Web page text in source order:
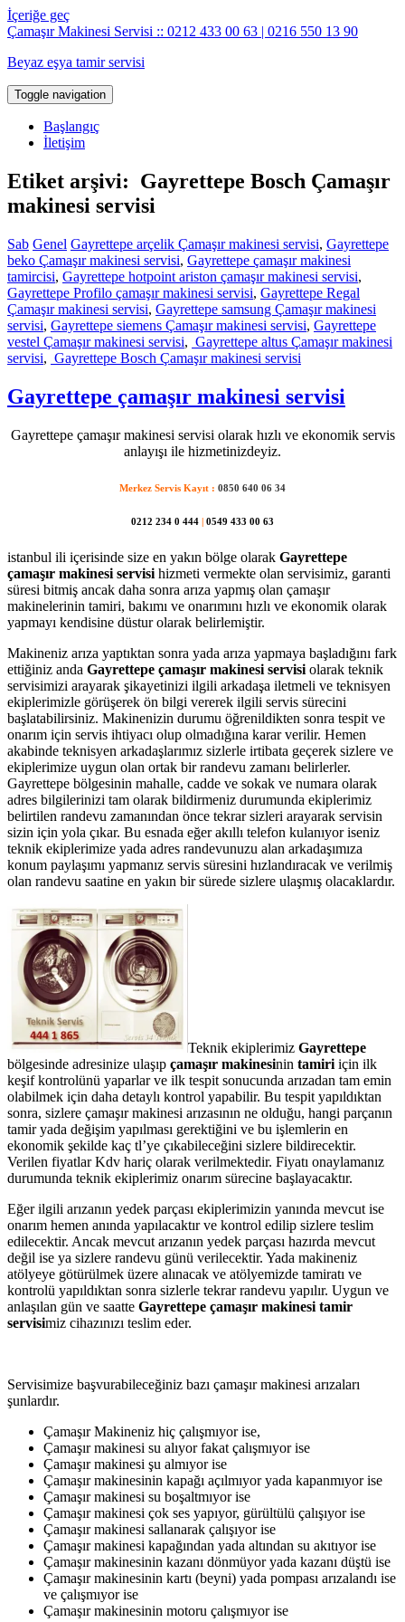
İçeriğe geç
Çamaşır Makinesi Servisi :: 0212 433 00 63 | 0216 550 13 90
Beyaz eşya tamir servisi
Toggle navigation
Başlangıç
İletişim
Etiket arşivi: Gayrettepe Bosch Çamaşır
makinesi servisi
Sab Genel Gayrettepe arçelik Çamaşır makinesi servisi, Gayrettepe
beko Çamaşır makinesi servisi, Gayrettepe çamaşır makinesi
tamircisi, Gayrettepe hotpoint ariston çamaşır makinesi servisi,
Gayrettepe Profilo çamaşır makinesi servisi, Gayrettepe Regal
Çamaşır makinesi servisi, Gayrettepe samsung Çamaşır makinesi
servisi, Gayrettepe siemens Çamaşır makinesi servisi, Gayrettepe
vestel Çamaşır makinesi servisi, Gayrettepe altus Çamaşır makinesi
servisi, Gayrettepe Bosch Çamaşır makinesi servisi
Gayrettepe çamaşır makinesi servisi
Gayrettepe çamaşır makinesi servisi olarak hızlı ve ekonomik servis
anlayışı ile hizmetinizdeyiz.
Merkez Servis Kayıt : 0850 640 06 34
0212 234 0 444 | 0549 433 00 63
istanbul ili içerisinde size en yakın bölge olarak Gayrettepe
çamaşır makinesi servisi hizmeti vermekte olan servisimiz, garanti
süresi bitmiş ancak daha sonra arıza yapmış olan çamaşır
makinelerinin tamiri, bakımı ve onarımını hızlı ve ekonomik olarak
yapmayı kendisine düstur olarak belirlemiştir.
Makineniz arıza yaptıktan sonra yada arıza yapmaya başladığını fark
ettiğiniz anda Gayrettepe çamaşır makinesi servisi olarak teknik
servisimizi arayarak şikayetinizi ilgili arkadaşa iletmeli ve teknisyen
ekiplerimizle görüşerek ön bilgi vererek ilgili servis sürecini
başlatabilirsiniz. Makinenizin durumu öğrenildikten sonra tespit ve
onarım için servis ihtiyacı olup olmadığına karar verilir. Hemen
akabinde teknisyen arkadaşlarımız sizlerle irtibata geçerek sizlere ve
ekiplerimize uygun olan ortak bir randevu zamanı belirlerler.
Gayrettepe bölgesinin mahalle, cadde ve sokak ve numara olarak
adres bilgilerinizi tam olarak bildirmeniz durumunda ekiplerimiz
belirtilen randevu zamanından önce tekrar sizleri arayarak servisin
sizin için yola çıkar. Bu esnada eğer akıllı telefon kulanıyor iseniz
teknik ekiplerimize yada adres randevunuzu alan arkadaşımıza
konum paylaşımı yapmanız servis süresini hızlandıracak ve verilmiş
olan randevu saatine en yakın bir sürede sizlere ulaşmış olacaklardır.
Teknik ekiplerimiz Gayrettepe
bölgesinde adresinize ulaşıp çamaşır makinesinin tamiri için ilk
keşif kontrolünü yaparlar ve ilk tespit sonucunda arızadan tam emin
olabilmek için daha detaylı kontrol yapabilir. Bu tespit yapıldıktan
sonra, sizlere çamaşır makinesi arızasının ne olduğu, hangi parçanın
tamir yada değişim yapılması gerektiğini ve bu işlemlerin en
ekonomik şekilde kaç tl’ye çıkabileceğini sizlere bildirecektir.
Verilen fiyatlar Kdv hariç olarak verilmektedir. Fiyatı onaylamanız
durumunda teknik ekiplerimiz onarım sürecine başlayacaktır.
Eğer ilgili arızanın yedek parçası ekiplerimizin yanında mevcut ise
onarım hemen anında yapılacaktır ve kontrol edilip sizlere teslim
edilecektir. Ancak mevcut arızanın yedek parçası hazırda mevcut
değil ise ya sizlere randevu günü verilecektir. Yada makineniz
atölyeye götürülmek üzere alınacak ve atölyemizde tamiratı ve
kontrolü yapıldıktan sonra sizlerle tekrar randevu yapılır. Uygun ve
anlaşılan gün ve saatte Gayrettepe çamaşır makinesi tamir
servisimiz cihazınızı teslim eder.
Servisimize başvurabileceğiniz bazı çamaşır makinesi arızaları
şunlardır.
Çamaşır Makineniz hiç çalışmıyor ise,
Çamaşır makinesi su alıyor fakat çalışmıyor ise
Çamaşır makinesi şu almıyor ise
Çamaşır makinesinin kapağı açılmıyor yada kapanmıyor ise
Çamaşır makinesi su boşaltmıyor ise
Çamaşır makinesi çok ses yapıyor, gürültülü çalışıyor ise
Çamaşır makinesi sallanarak çalışıyor ise
Çamaşır makinesi kapağından yada altından su akıtıyor ise
Çamaşır makinesinin kazanı dönmüyor yada kazanı düştü ise
Çamaşır makinesinin kartı (beyni) yada pompası arızalandı ise
ve çalışmıyor ise
Çamaşır makinesinin motoru çalışmıyor ise